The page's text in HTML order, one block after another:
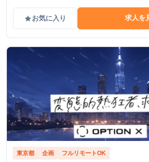
gradeお気に入り 求人を
東京都 企画 フルリモートOK